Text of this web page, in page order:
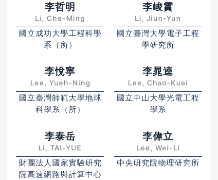
李哲明
Li, Che-Ming
國立成功大學工程科學
系（所）
李峻霣
Li, Jiun-Yun
國立臺灣大學電子工程
學研究所
李悅寧
Lee, Yueh-Ning
國立臺灣師範大學地球
科學系（所）
李晁逵
Lee, Chao-Kuei
國立中山大學光電工程
學系
李泰岳
Li, TAI-YUE
財團法人國家實驗研究
院高速網路與計算中心
李偉立
Lee, Wei-Li
中央研究院物理研究所